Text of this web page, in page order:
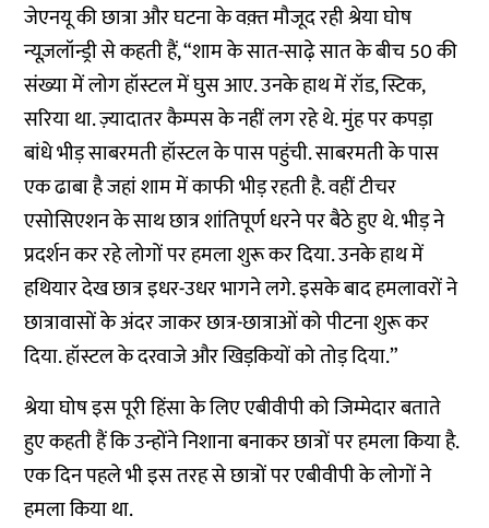
जेएनयू की छात्रा और घटना के वक़्त मौजूद रही श्रेया घोष
न्यूज़लॉन्ड्री से कहती हैं, “शाम के सात-साढ़े सात के बीच 50 की
संख्या में लोग हॉस्टल में घुस आए. उनके हाथ में रॉड, स्टिक,
सरिया था. ज़्यादातर कैम्पस के नहीं लग रहे थे. मुंह पर कपड़ा
बांधे भीड़ साबरमती हॉस्टल के पास पहुंची. साबरमती के पास
एक ढाबा है जहां शाम में काफी भीड़ रहती है. वहीं टीचर
एसोसिएशन के साथ छात्र शांतिपूर्ण धरने पर बैठे हुए थे. भीड़ ने
प्रदर्शन कर रहे लोगों पर हमला शुरू कर दिया. उनके हाथ में
हथियार देख छात्र इधर-उधर भागने लगे. इसके बाद हमलावरों ने
छात्रावासों के अंदर जाकर छात्र-छात्राओं को पीटना शुरू कर
दिया. हॉस्टल के दरवाजे और खिड़कियों को तोड़ दिया.”
श्रेया घोष इस पूरी हिंसा के लिए एबीवीपी को जिम्मेदार बताते
हुए कहती हैं कि उन्होंने निशाना बनाकर छात्रों पर हमला किया है.
एक दिन पहले भी इस तरह से छात्रों पर एबीवीपी के लोगों ने
हमला किया था.